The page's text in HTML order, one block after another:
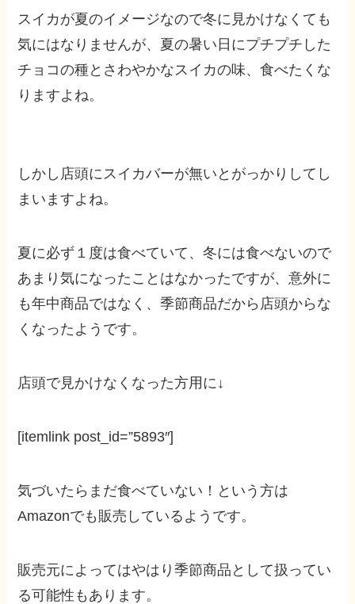
スイカが夏のイメージなので冬に見かけなくても
気にはなりませんが、夏の暑い日にプチプチした
チョコの種とさわやかなスイカの味、食べたくな
りますよね。
しかし店頭にスイカバーが無いとがっかりしてし
まいますよね。
夏に必ず１度は食べていて、冬には食べないので
あまり気になったことはなかったですが、意外に
も年中商品ではなく、季節商品だから店頭からな
くなったようです。
店頭で見かけなくなった方用に↓
[itemlink post_id=”5893″]
気づいたらまだ食べていない！という方は
Amazonでも販売しているようです。
販売元によってはやはり季節商品として扱ってい
る可能性もあります。